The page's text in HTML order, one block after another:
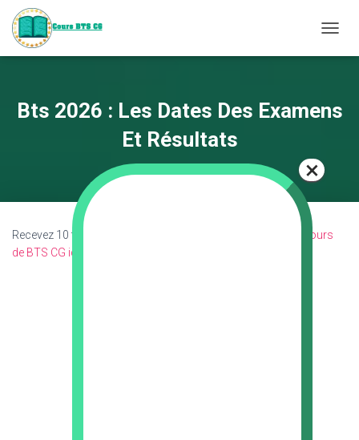
É
E
G
Bts 2026 : Les Dates Des Examens
Et Résultats
Recevez 10 fiches révision ci-dessous puis découvrez les
Cours
de BTS CG ici